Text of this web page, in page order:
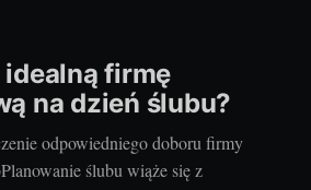
firmę
na dzień ślubu?
odpowiedniego doboru firmy
ślubu wiąże się z